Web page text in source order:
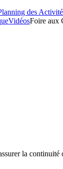
des
VidéosFoire aux
la